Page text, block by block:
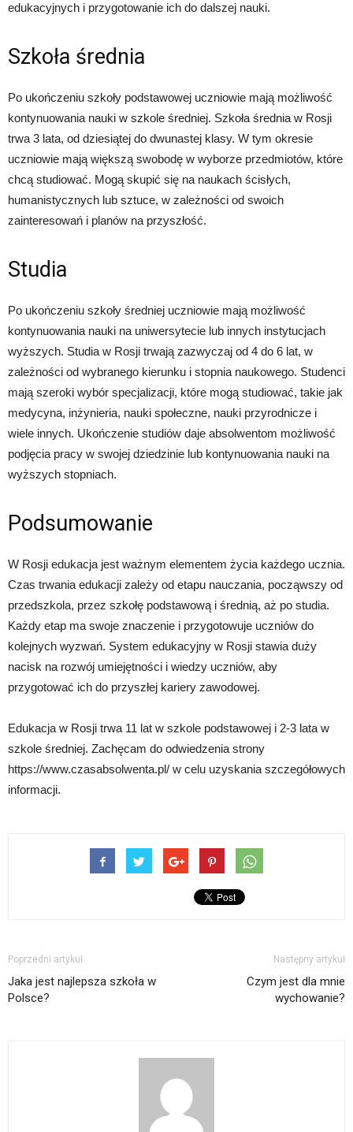
edukacyjnych i przygotowanie ich do dalszej nauki.
Szkoła średnia
Po ukończeniu szkoły podstawowej uczniowie mają możliwość
kontynuowania nauki w szkole średniej. Szkoła średnia w Rosji
trwa 3 lata, od dziesiątej do dwunastej klasy. W tym okresie
uczniowie mają większą swobodę w wyborze przedmiotów, które
chcą studiować. Mogą skupić się na naukach ścisłych,
humanistycznych lub sztuce, w zależności od swoich
zainteresowań i planów na przyszłość.
Studia
Po ukończeniu szkoły średniej uczniowie mają możliwość
kontynuowania nauki na uniwersytecie lub innych instytucjach
wyższych. Studia w Rosji trwają zazwyczaj od 4 do 6 lat, w
zależności od wybranego kierunku i stopnia naukowego. Studenci
mają szeroki wybór specjalizacji, które mogą studiować, takie jak
medycyna, inżynieria, nauki społeczne, nauki przyrodnicze i
wiele innych. Ukończenie studiów daje absolwentom możliwość
podjęcia pracy w swojej dziedzinie lub kontynuowania nauki na
wyższych stopniach.
Podsumowanie
W Rosji edukacja jest ważnym elementem życia każdego ucznia.
Czas trwania edukacji zależy od etapu nauczania, począwszy od
przedszkola, przez szkołę podstawową i średnią, aż po studia.
Każdy etap ma swoje znaczenie i przygotowuje uczniów do
kolejnych wyzwań. System edukacyjny w Rosji stawia duży
nacisk na rozwój umiejętności i wiedzy uczniów, aby
przygotować ich do przyszłej kariery zawodowej.
Edukacja w Rosji trwa 11 lat w szkole podstawowej i 2-3 lata w
szkole średniej. Zachęcam do odwiedzenia strony
https://www.czasabsolwenta.pl/ w celu uzyskania szczegółowych
informacji.
Poprzedni artykuł
Jaka jest najlepsza szkoła w
Polsce?
Następny artykuł
Czym jest dla mnie
wychowanie?